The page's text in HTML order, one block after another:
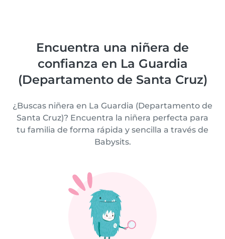
Encuentra una niñera de
confianza en La Guardia
(Departamento de Santa Cruz)
¿Buscas niñera en La Guardia (Departamento de
Santa Cruz)? Encuentra la niñera perfecta para
tu familia de forma rápida y sencilla a través de
Babysits.